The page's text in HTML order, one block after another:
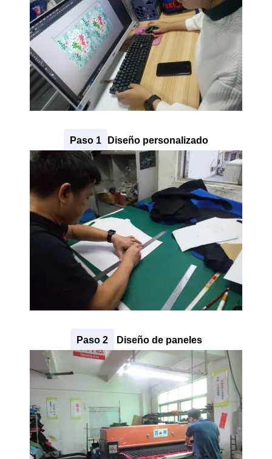
24 + = 28
Paso 1 Diseño personalizado
Paso 2 Diseño de paneles